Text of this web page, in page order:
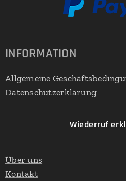
INFORMATION
Allgemeine
Datenschutzerklärung
Wiederruf
Über uns
Kontakt